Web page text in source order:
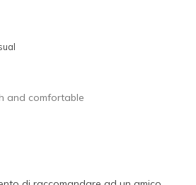
are for Wearing
and comfortable